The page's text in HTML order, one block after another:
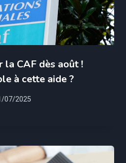
la CAF dès août !
à cette aide ?
07/2025